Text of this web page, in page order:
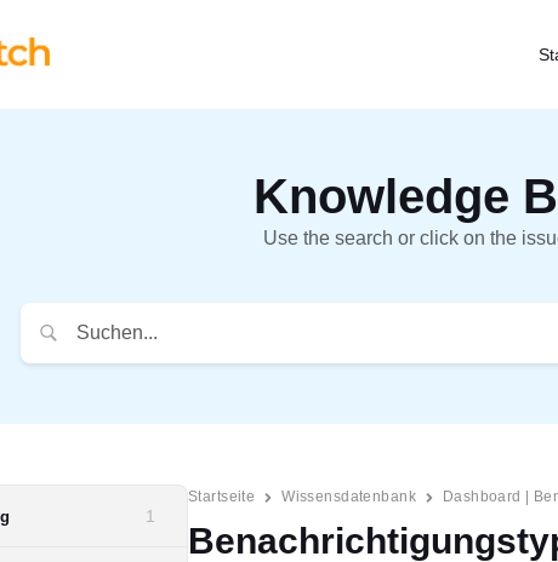
Knowledge
Use the search or click on the
1
Startseite Wissensdatenbank Dashboard |